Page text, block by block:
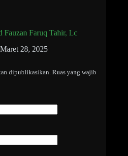
Fauzan Faruq Tahir, Lc
Maret 28, 2025
dipublikasikan. Ruas yang wajib